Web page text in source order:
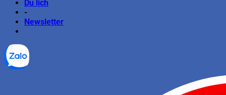
Du lịch
-
Newsletter